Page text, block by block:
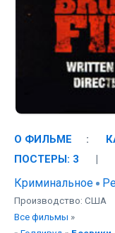
О ФИЛЬМЕ :
ПОСТЕРЫ: 3
|
Криминальное
Производство: США
Все фильмы »